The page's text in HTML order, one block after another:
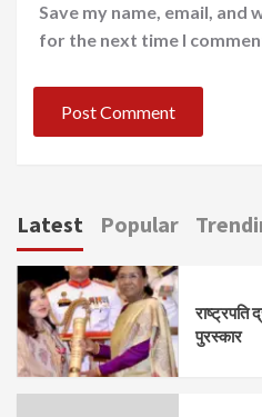
Save my name, email, and
for the next time I
Latest Popular
राष्ट्रपति
पुरस्कार